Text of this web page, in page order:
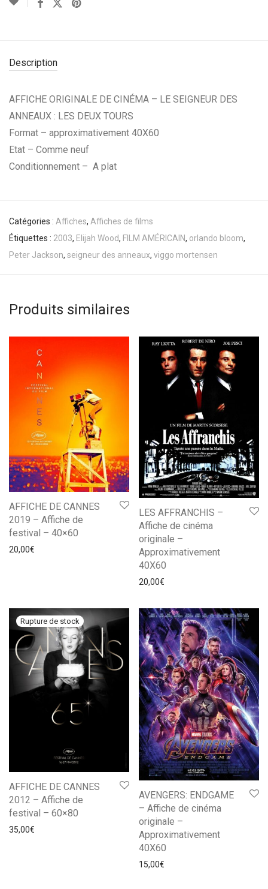
Description
AFFICHE ORIGINALE DE CINÉMA – LE SEIGNEUR DES
ANNEAUX : LES DEUX TOURS
Format – approximativement 40X60
Etat – Comme neuf
Conditionnement – A plat
Catégories : Affiches, Affiches de films
Étiquettes : 2003, Elijah Wood, FILM AMÉRICAIN, orlando bloom,
Peter Jackson, seigneur des anneaux, viggo mortensen
Produits similaires
AFFICHE DE CANNES
2019 – Affiche de
festival – 40×60
20,00€
LES AFFRANCHIS –
Affiche de cinéma
originale –
Approximativement
40X60
20,00€
AFFICHE DE CANNES
2012 – Affiche de
festival – 60×80
35,00€
AVENGERS: ENDGAME
– Affiche de cinéma
originale –
Approximativement
40X60
15,00€